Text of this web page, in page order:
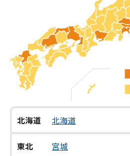
北海道 北海道
東北 宮城